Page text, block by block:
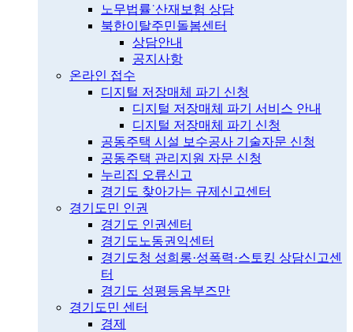
노무법률˙산재보험 상담
북한이탈주민돌봄센터
상담안내
공지사항
온라인 접수
디지털 저장매체 파기 신청
디지털 저장매체 파기 서비스 안내
디지털 저장매체 파기 신청
공동주택 시설 보수공사 기술자문 신청
공동주택 관리지원 자문 신청
누리집 오류신고
경기도 찾아가는 규제신고센터
경기도민 인권
경기도 인권센터
경기도노동권익센터
경기도청 성희롱·성폭력·스토킹 상담신고센
터
경기도 성평등옴부즈만
경기도민 센터
경제